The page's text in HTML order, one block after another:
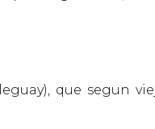
que segun